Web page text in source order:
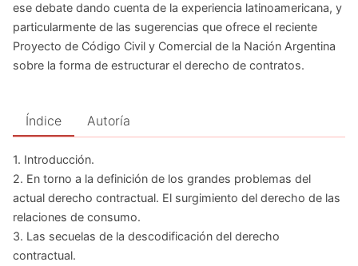
ese debate dando cuenta de la experiencia latinoamericana, y
particularmente de las sugerencias que ofrece el reciente
Proyecto de Código Civil y Comercial de la Nación Argentina
sobre la forma de estructurar el derecho de contratos.
Índice Autoría
1. Introducción.
2. En torno a la definición de los grandes problemas del
actual derecho contractual. El surgimiento del derecho de las
relaciones de consumo.
3. Las secuelas de la descodificación del derecho
contractual.